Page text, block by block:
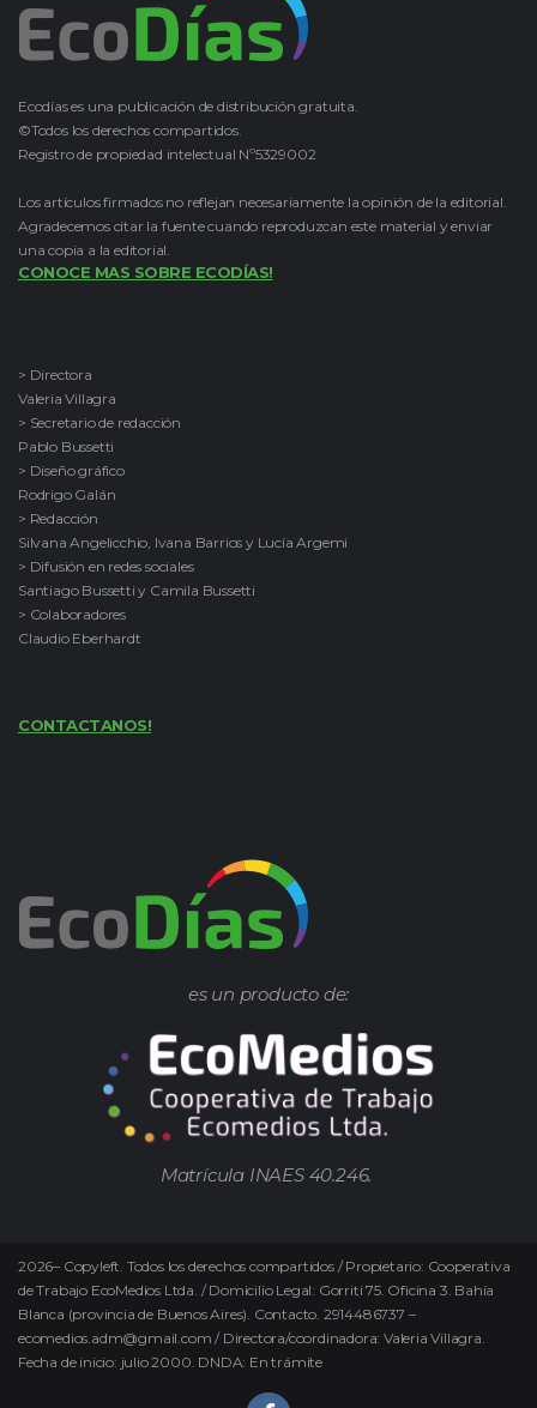
Ecodías es una publicación de distribución gratuita.
©Todos los derechos compartidos.
Registro de propiedad intelectual Nº5329002
Los artículos firmados no reflejan necesariamente la opinión de la editorial.
Agradecemos citar la fuente cuando reproduzcan este material y enviar
una copia a la editorial.
CONOCE MAS SOBRE ECODÍAS!
> Directora
Valeria Villagra
> Secretario de redacción
Pablo Bussetti
> Diseño gráfico
Rodrigo Galán
> Redacción
Silvana Angelicchio, Ivana Barrios y Lucía Argemi
> Difusión en redes sociales
Santiago Bussetti y Camila Bussetti
> Colaboradores
Claudio Eberhardt
CONTACTANOS!
es un producto de:
Matrícula INAES 40.246.
2026– Copyleft. Todos los derechos compartidos / Propietario: Cooperativa
de Trabajo EcoMedios Ltda. / Domicilio Legal: Gorriti 75. Oficina 3. Bahía
Blanca (provincia de Buenos Aires). Contacto. 2914486737 –
ecomedios.adm@gmail.com / Directora/coordinadora: Valeria Villagra.
Fecha de inicio: julio 2000. DNDA: En trámite